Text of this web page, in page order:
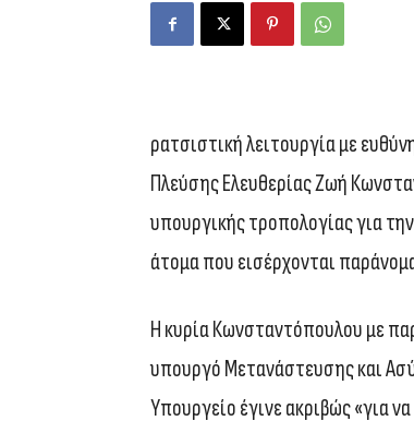
ρατσιστική λειτουργία με
Πλεύσης Ελευθερίας Ζωή
υπουργικής τροπολογίας για
άτομα που εισέρχονται
Η κυρία Κωνσταντόπουλου με
υπουργό Μετανάστευσης και
Υπουργείο έγινε ακριβώς «για